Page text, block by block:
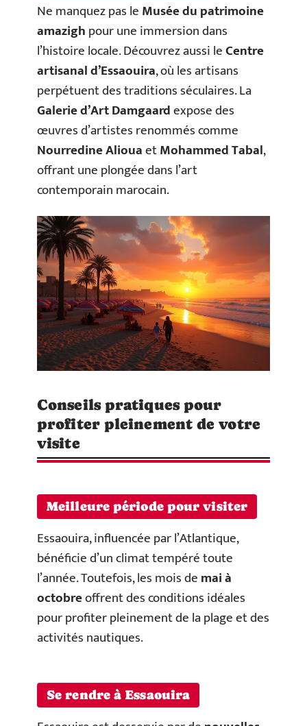
Ne manquez pas leMusée du patrimoine
amazighpour une immersion dans
l’histoire locale. Découvrez aussi leCentre
artisanal d’Essaouira, où les artisans
perpétuent des traditions séculaires. La
Galerie d’Art Damgaardexpose des
œuvres d’artistes renommés comme
Nourredine AliouaetMohammed Tabal,
offrant une plongée dans l’art
contemporain marocain.
Conseils pratiques pour
profiter pleinement de votre
visite
Meilleure période pour visiter
Essaouira, influencée par l’Atlantique,
bénéficie d’un climat tempéré toute
l’année. Toutefois, les mois demai à
octobreoffrent des conditions idéales
pour profiter pleinement de la plage et des
activités nautiques.
Se rendre à Essaouira